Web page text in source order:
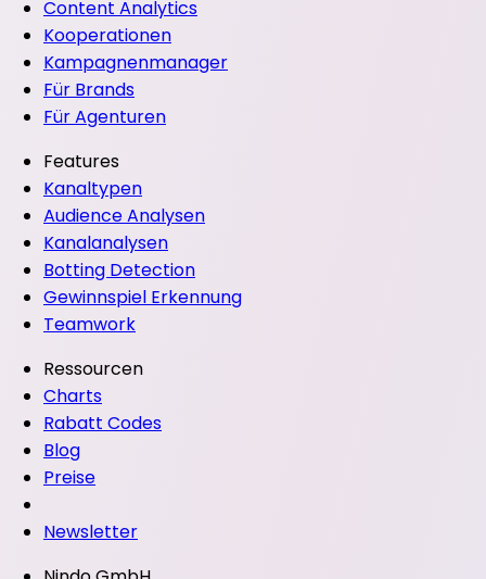
Content Analytics
Kooperationen
Kampagnenmanager
Für Brands
Für Agenturen
Features
Kanaltypen
Audience Analysen
Kanalanalysen
Botting Detection
Gewinnspiel Erkennung
Teamwork
Ressourcen
Charts
Rabatt Codes
Blog
Preise
Newsletter